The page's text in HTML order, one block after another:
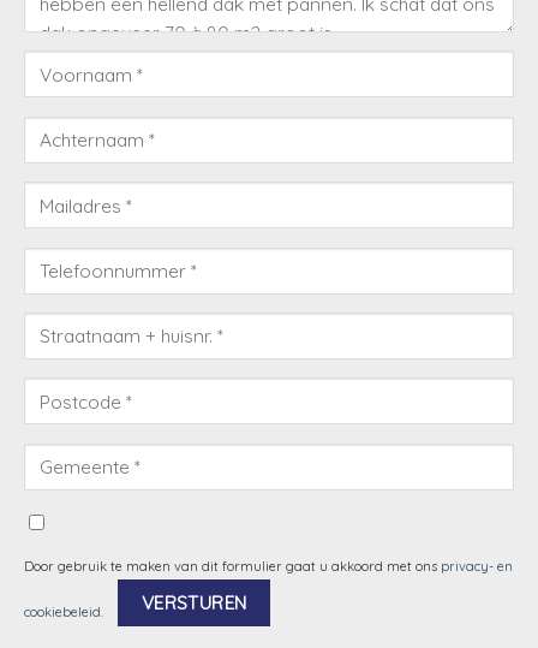
Door gebruik te maken van dit formulier gaat u akkoord met ons privacy- en
cookiebeleid.